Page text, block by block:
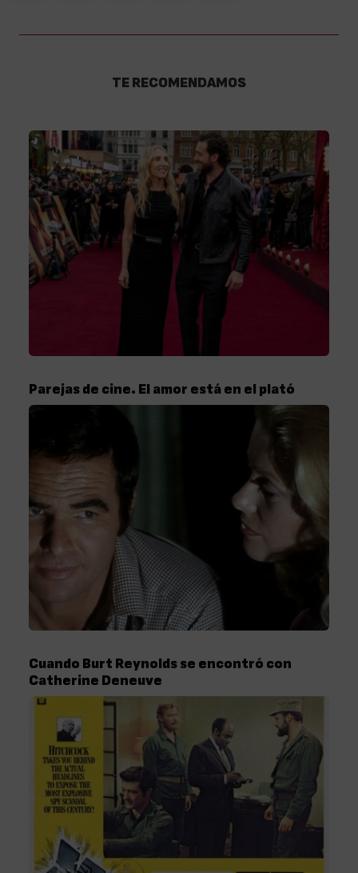
TE RECOMENDAMOS
Parejas de cine. El amor está en el plató
Cuando Burt Reynolds se encontró con
Catherine Deneuve